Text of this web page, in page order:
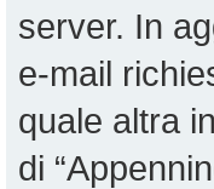
server. In
e-mail
quale altra
di